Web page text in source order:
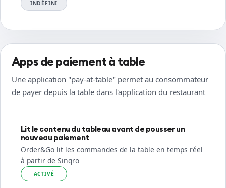
INDÉFINI
Apps de paiement à table
Une application "pay-at-table" permet au consommateur
de payer depuis la table dans l'application du restaurant
Lit le contenu du tableau avant de pousser un
nouveau paiement
Order&Go lit les commandes de la table en temps réel
à partir de Sinqro
ACTIVÉ